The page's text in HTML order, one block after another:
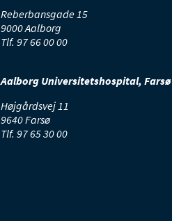
Reberbansgade 15
9000 Aalborg
Tlf. 97 66 00 00
Aalborg Universitetshospital, Farsø
Højgårdsvej 11
9640 Farsø
Tlf. 97 65 30 00